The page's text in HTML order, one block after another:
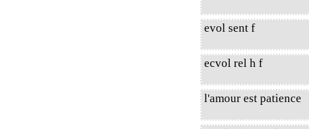
evol sent f
ecvol rel h f
l'amour est patience